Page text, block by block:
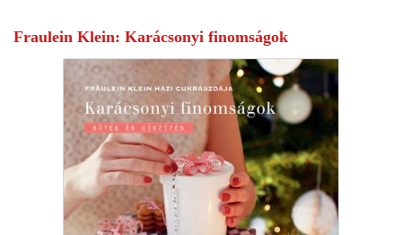
Fraulein Klein: Karácsonyi finomságok